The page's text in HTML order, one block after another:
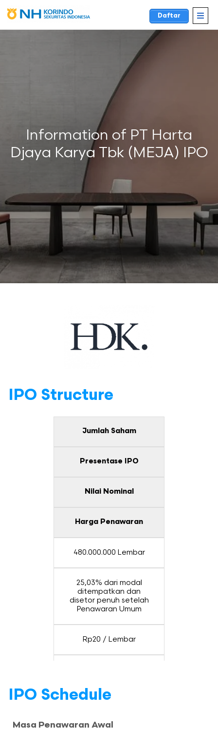
Daftar
Information of PT Harta
Djaya Karya Tbk (MEJA) IPO
IPO Structure
Jumlah Saham
Presentase IPO
Nilai Nominal
Harga Penawaran
480.000.000 Lembar
25,03% dari modal
ditempatkan dan
disetor penuh setelah
Penawaran Umum
Rp20 / Lembar
Nilai IPO
IPO Schedule
Masa Penawaran Awal